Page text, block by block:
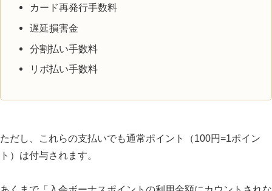
ッシュバック
アメックスゴールドプリファードカードのその他
アメリカン・エキスプレス®・ゴールド・プリフ
STEP1：公式サイトから申し込みフォーム
カード再発行手数料
遅延損害金
分割払い手数料
リボ払い手数料
ただし、これらの支払いでも通常ポイント（100円=1ポイン
ト）は付与されます。